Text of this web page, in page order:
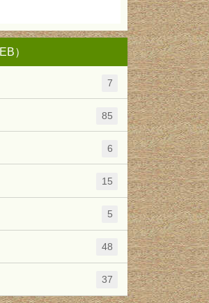
）
7
85
6
15
5
48
37